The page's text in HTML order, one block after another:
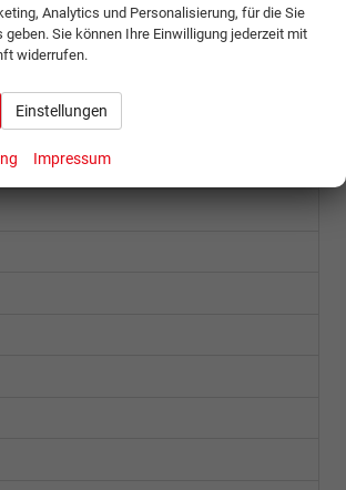
Analytics und Personalisierung, für die Sie
geben. Sie können Ihre Einwilligung jederzeit mit
widerrufen.
Einstellungen
Impressum